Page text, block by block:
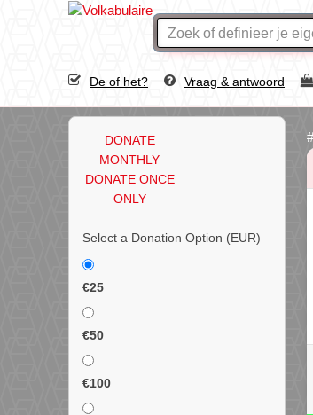
De of het? Vraag & antwoord
DONATE
MONTHLY
DONATE ONCE
ONLY
Select a Donation Option (EUR)
€25
€50
€100